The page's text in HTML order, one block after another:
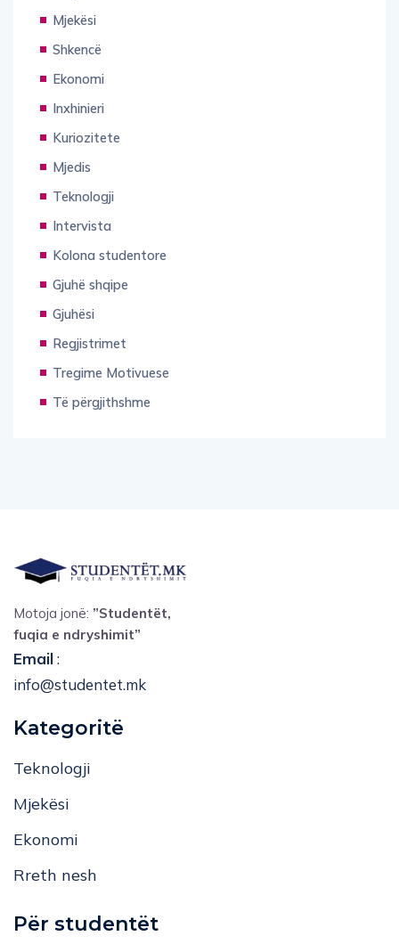
Mjekësi
Shkencë
Ekonomi
Inxhinieri
Kuriozitete
Mjedis
Teknologji
Intervista
Kolona studentore
Gjuhë shqipe
Gjuhësi
Regjistrimet
Tregime Motivuese
Të përgjithshme
Motoja jonë: ”Studentët,
fuqia e ndryshimit”
Email:
info@studentet.mk
Kategoritë
Teknologji
Mjekësi
Ekonomi
Rreth nesh
Për studentët